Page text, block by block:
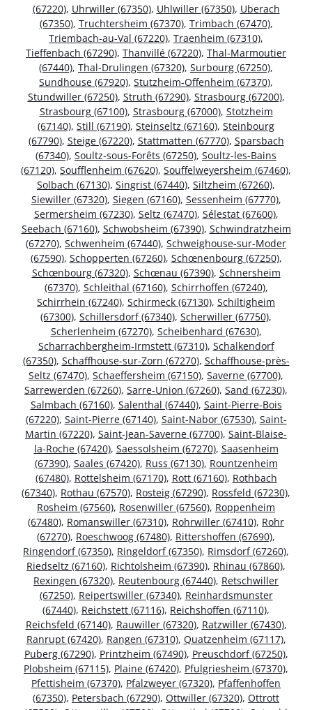
(67220), Uhrwiller (67350), Uhlwiller (67350), Uberach
(67350), Truchtersheim (67370), Trimbach (67470),
Triembach-au-Val (67220), Traenheim (67310),
Tieffenbach (67290), Thanvillé (67220), Thal-Marmoutier
(67440), Thal-Drulingen (67320), Surbourg (67250),
Sundhouse (67920), Stutzheim-Offenheim (67370),
Stundwiller (67250), Struth (67290), Strasbourg (67200),
Strasbourg (67100), Strasbourg (67000), Stotzheim
(67140), Still (67190), Steinseltz (67160), Steinbourg
(67790), Steige (67220), Stattmatten (67770), Sparsbach
(67340), Soultz-sous-Forêts (67250), Soultz-les-Bains
(67120), Soufflenheim (67620), Souffelweyersheim (67460),
Solbach (67130), Singrist (67440), Siltzheim (67260),
Siewiller (67320), Siegen (67160), Sessenheim (67770),
Sermersheim (67230), Seltz (67470), Sélestat (67600),
Seebach (67160), Schwobsheim (67390), Schwindratzheim
(67270), Schwenheim (67440), Schweighouse-sur-Moder
(67590), Schopperten (67260), Schœnenbourg (67250),
Schœnbourg (67320), Schœnau (67390), Schnersheim
(67370), Schleithal (67160), Schirrhoffen (67240),
Schirrhein (67240), Schirmeck (67130), Schiltigheim
(67300), Schillersdorf (67340), Scherwiller (67750),
Scherlenheim (67270), Scheibenhard (67630),
Scharrachbergheim-Irmstett (67310), Schalkendorf
(67350), Schaffhouse-sur-Zorn (67270), Schaffhouse-près-
Seltz (67470), Schaeffersheim (67150), Saverne (67700),
Sarrewerden (67260), Sarre-Union (67260), Sand (67230),
Salmbach (67160), Salenthal (67440), Saint-Pierre-Bois
(67220), Saint-Pierre (67140), Saint-Nabor (67530), Saint-
Martin (67220), Saint-Jean-Saverne (67700), Saint-Blaise-
la-Roche (67420), Saessolsheim (67270), Saasenheim
(67390), Saales (67420), Russ (67130), Rountzenheim
(67480), Rottelsheim (67170), Rott (67160), Rothbach
(67340), Rothau (67570), Rosteig (67290), Rossfeld (67230),
Rosheim (67560), Rosenwiller (67560), Roppenheim
(67480), Romanswiller (67310), Rohrwiller (67410), Rohr
(67270), Roeschwoog (67480), Rittershoffen (67690),
Ringendorf (67350), Ringeldorf (67350), Rimsdorf (67260),
Riedseltz (67160), Richtolsheim (67390), Rhinau (67860),
Rexingen (67320), Reutenbourg (67440), Retschwiller
(67250), Reipertswiller (67340), Reinhardsmunster
(67440), Reichstett (67116), Reichshoffen (67110),
Reichsfeld (67140), Rauwiller (67320), Ratzwiller (67430),
Ranrupt (67420), Rangen (67310), Quatzenheim (67117),
Puberg (67290), Printzheim (67490), Preuschdorf (67250),
Plobsheim (67115), Plaine (67420), Pfulgriesheim (67370),
Pfettisheim (67370), Pfalzweyer (67320), Pfaffenhoffen
(67350), Petersbach (67290), Ottwiller (67320), Ottrott